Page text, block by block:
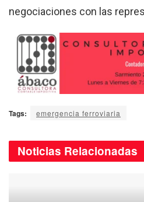
negociaciones con las
Tags: emergencia ferroviaria
Noticias Relacionadas